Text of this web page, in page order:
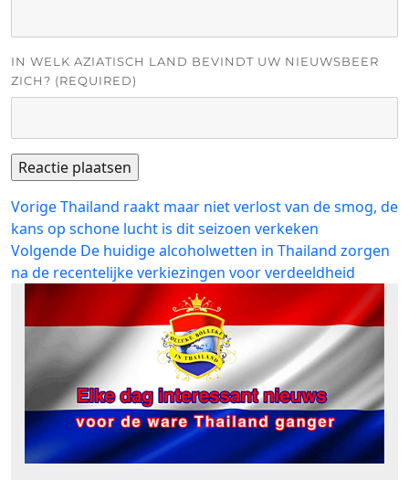
IN WELK AZIATISCH LAND BEVINDT UW NIEUWSBEER
ZICH? (REQUIRED)
Bericht
navigatie
VorigeVorig
bericht:
Thailand raakt maar niet verlost van de smog, de
kans op schone lucht is dit seizoen verkeken
Volgende Volgend
bericht:
De huidige alcoholwetten in Thailand zorgen
na de recentelijke verkiezingen voor verdeeldheid